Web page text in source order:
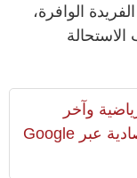
الوافرة،
وآخر
المستجدات السياسية والإقتصادية عبر Google